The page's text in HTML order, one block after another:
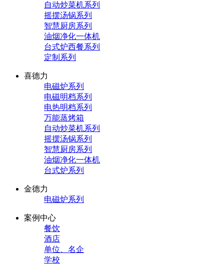
自动炒菜机系列
摇摆汤锅系列
智慧厨房系列
油烟净化一体机
台式炉西餐系列
定制系列
喜德力
电磁炉系列
电磁明档系列
电热明档系列
万能蒸烤箱
自动炒菜机系列
摇摆汤锅系列
智慧厨房系列
油烟净化一体机
台式炉系列
金德力
电磁炉系列
案例中心
餐饮
酒店
单位、名企
学校